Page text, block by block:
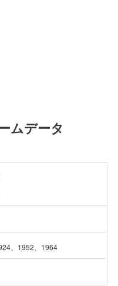
ムデータ
、1952、1964